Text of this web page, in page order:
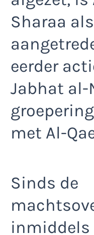
Sharaa
eerder
Jabhat al-
met Al-
Sinds de
inmiddels